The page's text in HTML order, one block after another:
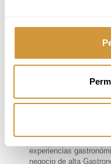
Al finalizar el Máster,
distintas áreas
acceder a puestos de
donde se realizan las
programa.
experiencias
negocio de alta